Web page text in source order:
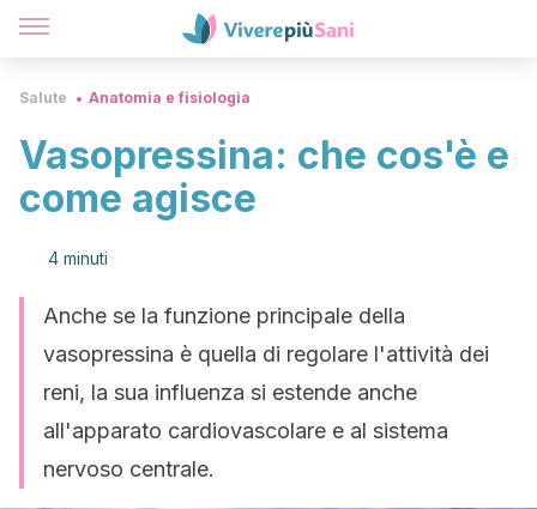
Salute Anatomia e fisiologia
Vasopressina: che cos'è e
come agisce
4 minuti
Anche se la funzione principale della
vasopressina è quella di regolare l'attività dei
reni, la sua influenza si estende anche
all'apparato cardiovascolare e al sistema
nervoso centrale.